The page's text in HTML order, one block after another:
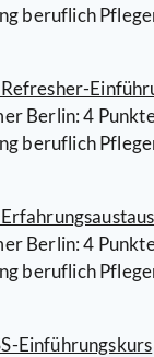
beruflich
Berlin: 4
beruflich
Berlin: 4
beruflich
Einführungskurs